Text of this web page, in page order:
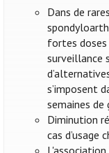
Dans de
fortes doses
surveillance
s’imposent
semaines de
Diminution
cas d’usage